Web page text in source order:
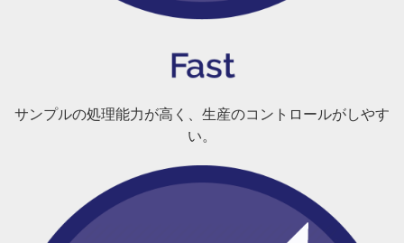
サンプルの処理能力が高く、生産のコントロールがしやす
い。